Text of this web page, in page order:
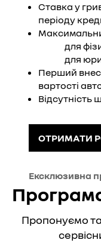
Ставка у
періоду
для
для
Перший
вартості
Відсутність
ОТРИМАТИ
Ексклюзивна
Пропонуємо